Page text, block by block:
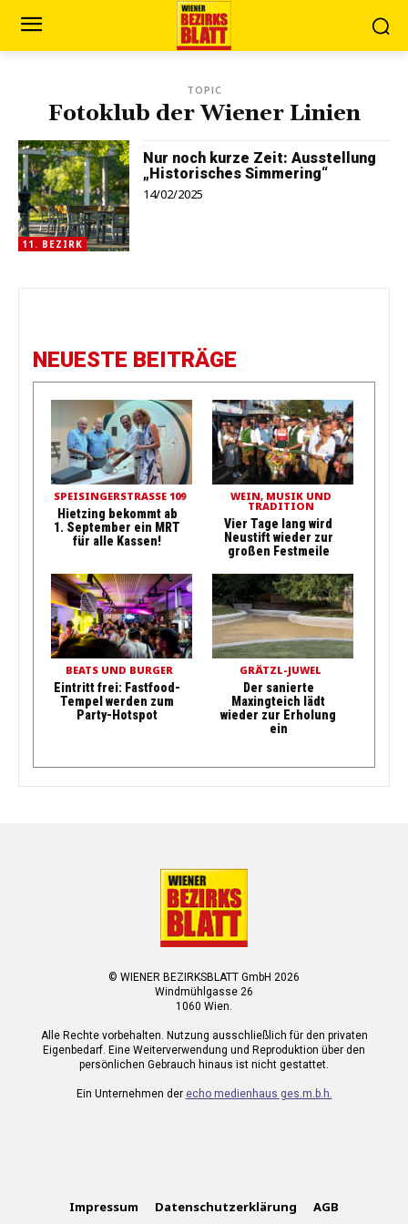
TOPIC
Fotoklub der Wiener Linien
11. BEZIRK
Nur noch kurze Zeit: Ausstellung
„Historisches Simmering“
14/02/2025
NEUESTE BEITRÄGE
SPEISINGERSTRASSE 109
Hietzing bekommt ab
1. September ein MRT
für alle Kassen!
WEIN, MUSIK UND
TRADITION
Vier Tage lang wird
Neustift wieder zur
großen Festmeile
BEATS UND BURGER
Eintritt frei: Fastfood-
Tempel werden zum
Party-Hotspot
GRÄTZL-JUWEL
Der sanierte
Maxingteich lädt
wieder zur Erholung
ein
© WIENER BEZIRKSBLATT GmbH 2026
Windmühlgasse 26
1060 Wien.
Alle Rechte vorbehalten. Nutzung ausschließlich für den privaten
Eigenbedarf. Eine Weiterverwendung und Reproduktion über den
persönlichen Gebrauch hinaus ist nicht gestattet.
Ein Unternehmen der echo medienhaus ges.m.b.h.
Impressum Datenschutzerklärung AGB